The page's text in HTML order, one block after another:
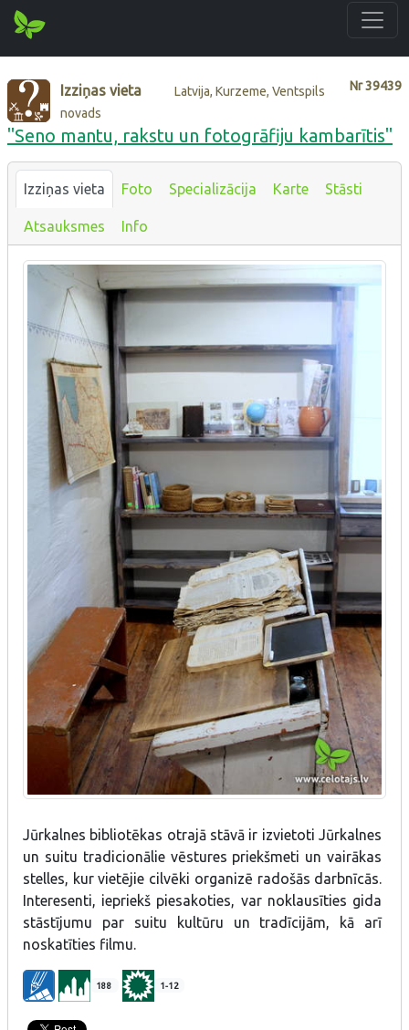
Nr39439
Izziņas vieta
Latvija, Kurzeme, Ventspils
novads
"Seno mantu, rakstu un fotogrāfiju kambarītis"
Izziņas vieta Foto Specializācija Karte Stāsti
Atsauksmes Info
Jūrkalnes bibliotēkas otrajā stāvā ir izvietoti Jūrkalnes
un suitu tradicionālie vēstures priekšmeti un vairākas
stelles, kur vietējie cilvēki organizē radošās darbnīcās.
Interesenti, iepriekš piesakoties, var noklausīties gida
stāstījumu par suitu kultūru un tradīcijām, kā arī
noskatīties filmu.
188 1-12